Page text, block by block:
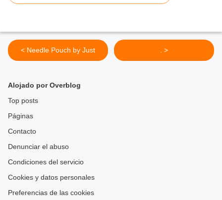
< Needle Pouch by Just . >
Alojado por Overblog
Top posts
Páginas
Contacto
Denunciar el abuso
Condiciones del servicio
Cookies y datos personales
Preferencias de las cookies